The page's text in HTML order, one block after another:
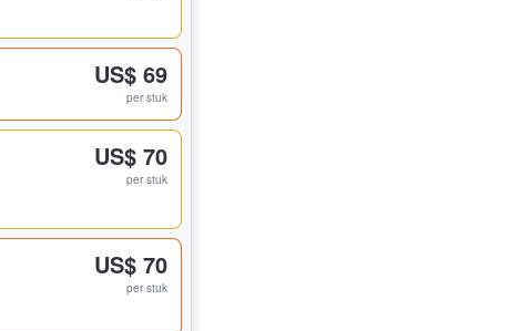
US$ 69
per stuk
US$ 70
per stuk
US$ 70
per stuk